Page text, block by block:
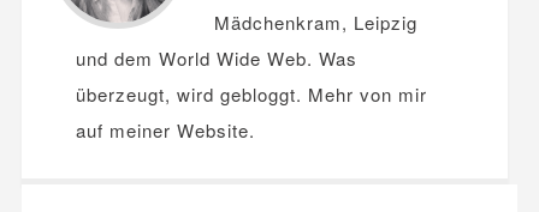
Mädchenkram, Leipzig
und dem World Wide Web. Was
überzeugt, wird gebloggt. Mehr von mir
auf meiner Website.